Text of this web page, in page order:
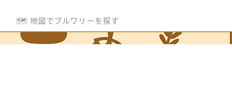
🗺️ 地図でブルワリーを探す